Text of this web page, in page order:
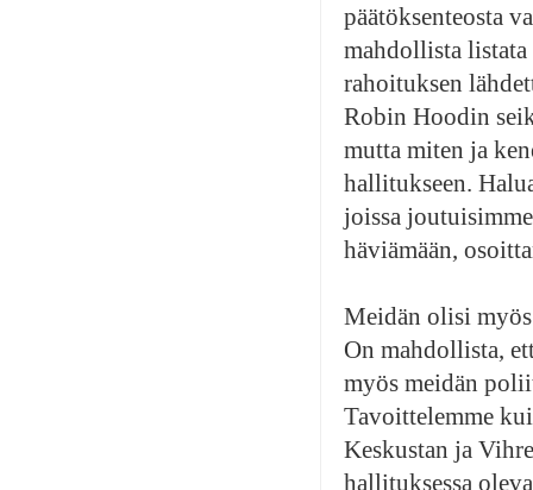
päätöksenteosta
mahdollista
rahoituksen
Robin Hoodin
mutta miten ja
hallitukseen.
joissa
häviämään,
Meidän olisi
On mahdollista,
myös meidän
Tavoittelemme
Keskustan ja
hallituksessa